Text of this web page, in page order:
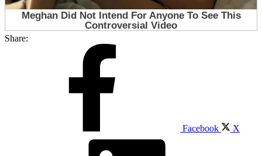
Share:
Facebook X